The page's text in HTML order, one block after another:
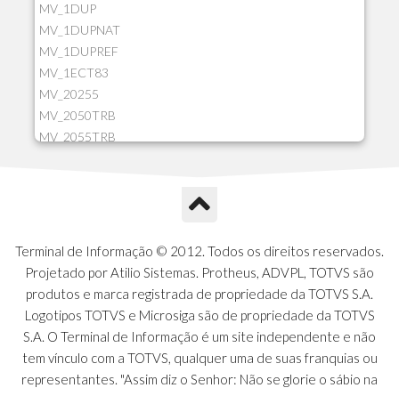
MV_1DUP
MV_1DUPNAT
MV_1DUPREF
MV_1ECT83
MV_20255
MV_2050TRB
MV_2055TRB
MV_2GNOINC
MV_320SLD
MV_325PMDA
MV_330ATCM
MV_340LOCK
MV_3DUPREF
MV_5CLIFOR
Terminal de Informação © 2012. Todos os direitos reservados.
Projetado por Atilio Sistemas. Protheus, ADVPL, TOTVS são
produtos e marca registrada de propriedade da TOTVS S.A.
Logotipos TOTVS e Microsiga são de propriedade da TOTVS
S.A. O Terminal de Informação é um site independente e não
tem vínculo com a TOTVS, qualquer uma de suas franquias ou
representantes. "Assim diz o Senhor: Não se glorie o sábio na